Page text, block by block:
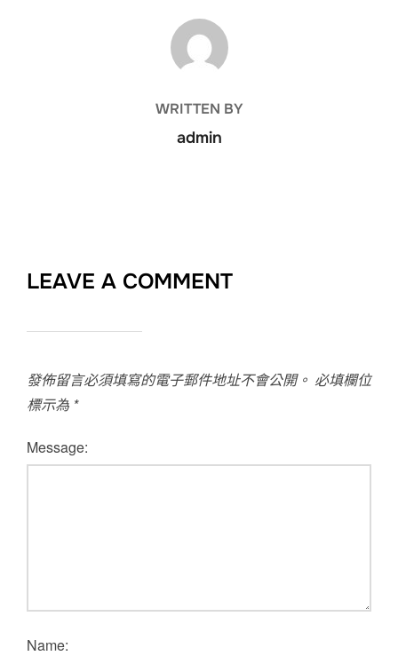
POST AUTHOR
WRITTEN BY
admin
LEAVE A COMMENT
發佈留言必須填寫的電子郵件地址不會公開。 必填欄位
標示為 *
Message:
Name: